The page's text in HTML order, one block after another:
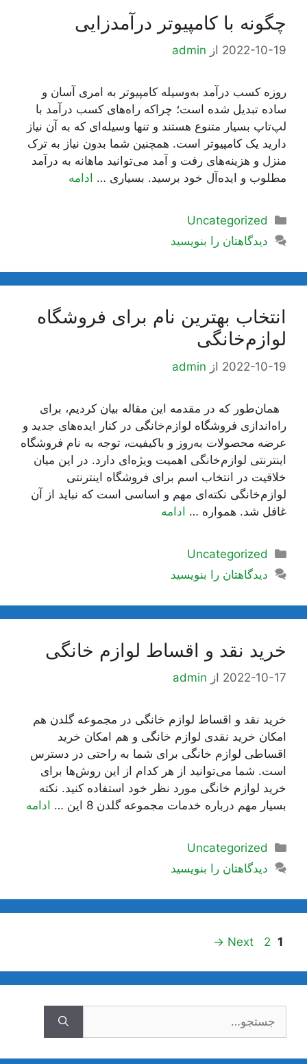
چگونه با کامپیوتر درآمدزایی
2022-10-19 از admin
روزه کسب درآمد به‌وسیله کامپیوتر به امری آسان و
ساده تبدیل شده است؛ چراکه راه‌های کسب درآمد با
لپ‌تاپ بسیار متنوع هستند و تنها وسیله‌ای که به آن نیاز
دارید یک کامپیوتر است. همچنین شما بدون نیاز به ترک
منزل و هزینه‌های رفت و آمد می‌توانید ماهانه به درآمد
مطلوب و ایده‌آل خود برسید. بسیاری … ادامه
دسته‌ها
Uncategorized
دیدگاهتان را بنویسید
انتخاب بهترین نام برای فروشگاه
لوازم‌خانگی
2022-10-19 از admin
همان‌طور که در مقدمه این مقاله بیان کردیم، برای
راه‌اندازی فروشگاه لوازم‌خانگی در کنار ایده‌های جدید و
عرضه محصولات به‌روز و باکیفیت، توجه به نام فروشگاه
اینترنتی لوازم‌خانگی اهمیت ویژه‌ای دارد. در این میان
خلاقیت در انتخاب اسم برای فروشگاه اینترنتی
لوازم‌خانگی نکته‌ای مهم و اساسی است که نباید از آن
غافل شد. همواره … ادامه
دسته‌ها
Uncategorized
دیدگاهتان را بنویسید
خرید نقد و اقساط لوازم خانگی
2022-10-17 از admin
خرید نقد و اقساط لوازم خانگی در مجموعه گلدن هم
امکان خرید نقدی لوازم خانگی و هم امکان خرید
اقساطی لوازم خانگی برای شما به راحتی در دسترس
است. شما می‌توانید از هر کدام از این روش‌ها برای
خرید لوازم خانگی مورد نظر خود استفاده کنید. نکته
بسیار مهم درباره خدمات مجموعه گلدن 8 این …
ادامه
دسته‌ها
Uncategorized
دیدگاهتان را بنویسید
ناوبری
Page
1
Page
2
Next
→